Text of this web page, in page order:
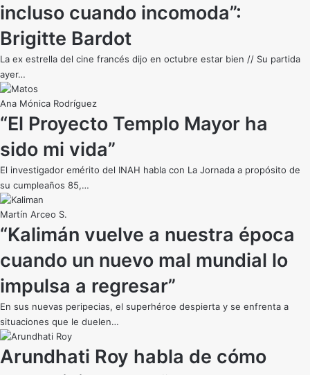
incluso cuando incomoda”:
Brigitte Bardot
La ex estrella del cine francés dijo en octubre estar bien // Su partida
ayer…
Ana Mónica Rodríguez
“El Proyecto Templo Mayor ha
sido mi vida”
El investigador emérito del INAH habla con La Jornada a propósito de
su cumpleaños 85,…
Martín Arceo S.
“Kalimán vuelve a nuestra época
cuando un nuevo mal mundial lo
impulsa a regresar”
En sus nuevas peripecias, el superhéroe despierta y se enfrenta a
situaciones que le duelen…
Arundhati Roy habla de cómo